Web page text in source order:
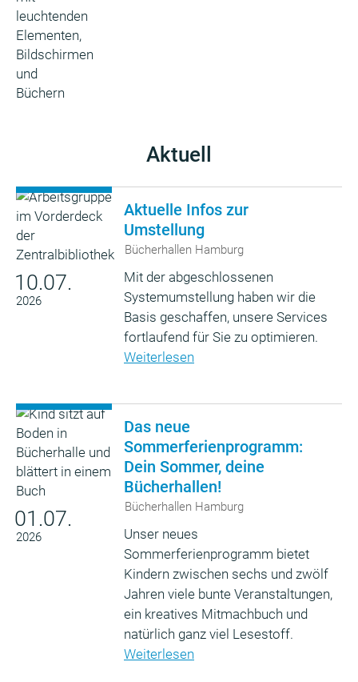
Aktuell
10.07.
2026
Aktuelle Infos zur
Umstellung
Bücherhallen Hamburg
Mit der abgeschlossenen
Systemumstellung haben wir die
Basis geschaffen, unsere Services
fortlaufend für Sie zu optimieren.
Weiterlesen
01.07.
2026
Das neue
Sommerferienprogramm:
Dein Sommer, deine
Bücherhallen!
Bücherhallen Hamburg
Unser neues
Sommerferienprogramm bietet
Kindern zwischen sechs und zwölf
Jahren viele bunte Veranstaltungen,
ein kreatives Mitmachbuch und
natürlich ganz viel Lesestoff.
Weiterlesen